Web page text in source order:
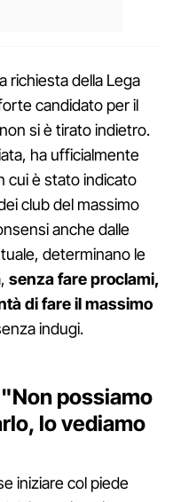
richiesta della Lega
candidato per il
si è tirato indietro.
ha ufficialmente
cui è stato indicato
club del massimo
anche dalle
determinano le
senza fare proclami,
di fare il massimo
indugi.
possiamo
lo vediamo
iniziare col piede